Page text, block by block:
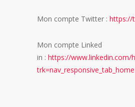
Mon compte Twitter : https://
Mon compte Linked
in : https://www.linkedin.com/
trk=nav_responsive_tab_home